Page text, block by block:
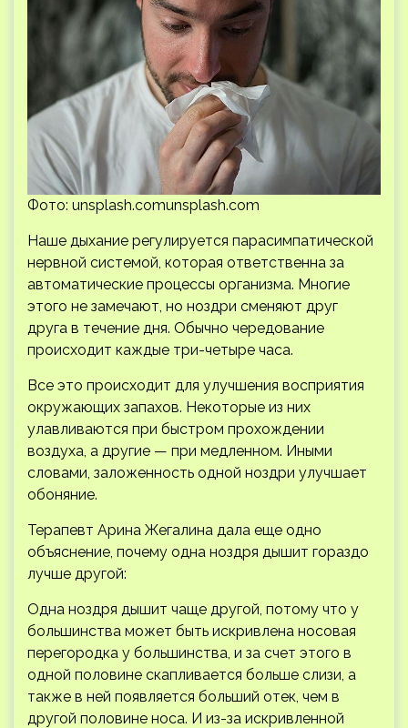
Фото: unsplash.comunsplash.com
Наше дыхание регулируется парасимпатической
нервной системой, которая ответственна за
автоматические процессы организма. Многие
этого не замечают, но ноздри сменяют друг
друга в течение дня. Обычно чередование
происходит каждые три-четыре часа.
Все это происходит для улучшения восприятия
окружающих запахов. Некоторые из них
улавливаются при быстром прохождении
воздуха, а другие — при медленном. Иными
словами, заложенность одной ноздри улучшает
обоняние.
Терапевт Арина Жегалина дала еще одно
объяснение, почему одна ноздря дышит гораздо
лучше другой:
Одна ноздря дышит чаще другой, потому что у
большинства может быть искривлена носовая
перегородка у большинства, и за счет этого в
одной половине скапливается больше слизи, а
также в ней появляется больший отек, чем в
другой половине носа. И из-за искривленной